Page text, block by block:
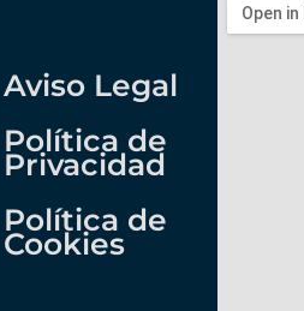
Aviso Legal
Política de
Privacidad
Política de
Cookies